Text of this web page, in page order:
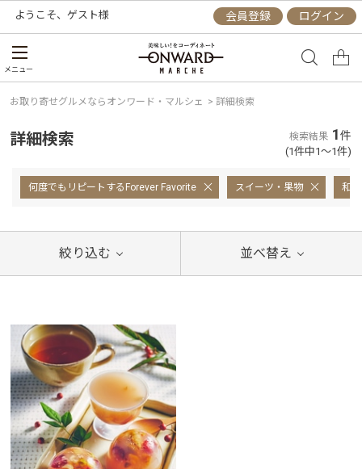
ようこそ、 ゲスト様 会員登録 ログイン
メニュー
お取り寄せグルメならオンワード・マルシェ > 詳細検索
詳細検索 検索結果 1件
(1件中1～1件)
何度でもリピートするForever Favorite スイーツ・果物 和
絞り込む 並べ替え